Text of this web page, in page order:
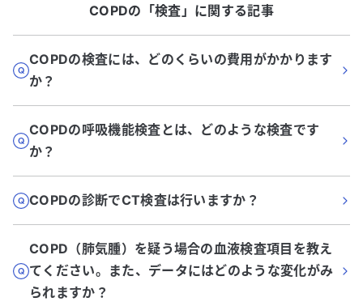
COPDの「検査 」に関する記事
COPDの検査には、どのくらいの費用がかかります
か？
COPDの呼吸機能検査とは、どのような検査です
か？
COPDの診断でCT検査は行いますか？
COPD（肺気腫）を疑う場合の血液検査項目を教え
てください。また、データにはどのような変化がみ
られますか？